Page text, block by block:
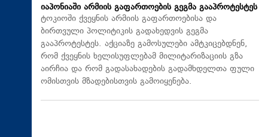
იაპონიაში არმიის გაფართოების გეგმა გააპროტესტეს
ტოკიოში ქვეყნის არმიის გაფართოებისა და
ბირთვული პოლიტიკის გადახედვის გეგმა
გააპროტესტეს. აქციაზე გამოსულები ამტკიცებდნენ,
რომ ქვეყნის ხელისუფლებამ მილიტარიზაციის გზა
აირჩია და რომ გადასახადების გადამხდელთა ფული
ომისთვის მზადებისთვის გამოიყენება.